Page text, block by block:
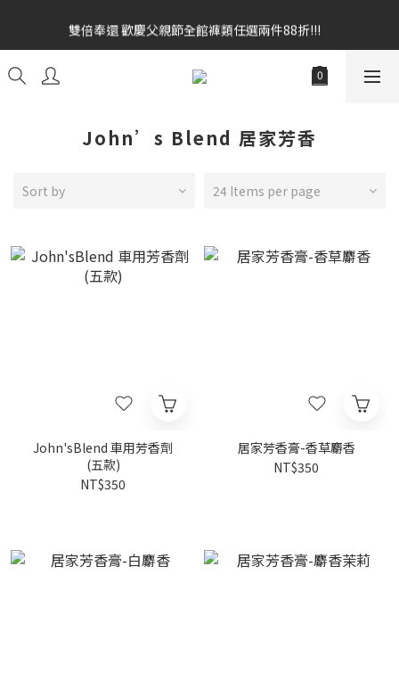
雙倍奉還 歡慶父親節全館褲類任選兩件88折!!!
雙倍奉還 歡慶父親節全館褲類任選兩件88折!!!
全館消費滿額$1680贈3D好野貓公仔(絲綢鐵黑) 滿額$2499贈達摩
金幣 送完為止!  滿$3000再贈現金卷$300元
雙倍奉還 歡慶父親節全館褲類任選兩件88折!!!
John’s Blend 居家芳香
Sort by 24 Items per page
John'sBlend 車用芳香劑
(五款)
NT$350
居家芳香膏-香草麝香
NT$350